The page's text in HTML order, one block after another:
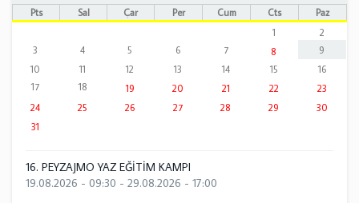
Pts Sal Çar Per Cum Cts
Paz
1
2
3
4 5 6 7 8
9
10
11 12 13 14 15
16
17
18 19 20 21 22
23
24
25 26 27 28 29
30
31
16. PEYZAJMO YAZ EĞİTİM KAMPI
19.08.2026 - 09:30 - 29.08.2026 - 17:00